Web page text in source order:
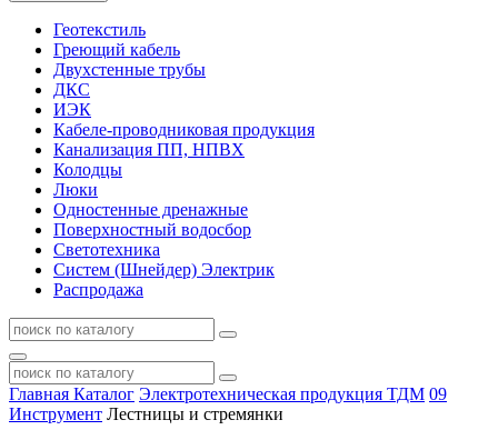
Геотекстиль
Греющий кабель
Двухстенные трубы
ДКС
ИЭК
Кабеле-проводниковая продукция
Канализация ПП, НПВХ
Колодцы
Люки
Одностенные дренажные
Поверхностный водосбор
Светотехника
Систем (Шнейдер) Электрик
Распродажа
Главная Каталог Электротехническая продукция ТДМ 09
Инструмент Лестницы и стремянки